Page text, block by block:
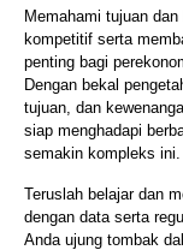
Memahami tujuan
kompetitif serta
penting bagi
Dengan bekal
tujuan, dan
siap menghadapi
semakin kompleks ini.
Teruslah belajar dan
dengan data serta
Anda ujung tombak